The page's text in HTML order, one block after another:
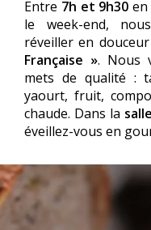
Entre 7h et 9h30
le week-end,
réveiller en
Française ». Nous
mets de qualité :
yaourt, fruit,
chaude. Dans la
éveillez-vous en